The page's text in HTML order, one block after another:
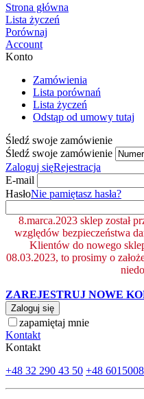
Strona główna
Lista życzeń
Porównaj
Account
Konto
Zamówienia
Lista porównań
Lista życzeń
Odstąp od umowy tutaj
Śledź swoje zamówienie
Śledź swoje zamówienie
Zaloguj sięRejestracja
E-mail
HasłoNie pamiętasz hasła?
8.marca.2023 sklep został
względów bezpieczeństwa
Klientów do nowego
08.03.2023, to prosimy o
ZAREJESTRUJ NOWE
Zaloguj się
zapamiętaj mnie
Kontakt
Kontakt
+48 32 290 43 50 +48